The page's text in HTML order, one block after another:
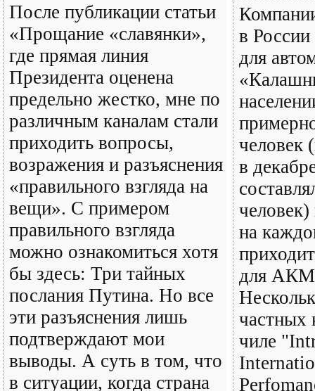
После публикации статьи
«Прощание «славянки»,
где прямая линия
Президента оценена
предельно жестко, мне по
различным каналам стали
приходить вопросы,
возражения и разъяснения
«правильного взгляда на
вещи». С примером
правильного взгляда
можно ознакомиться хотя
бы здесь: Три тайных
послания Путина. Но все
эти разъяснения лишь
подтверждают мои
выводы. А суть в том, что
в ситуации, когда страна
в
для
человек
в
человек)
на
для
частных
чиле